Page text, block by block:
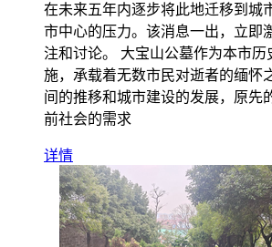
在未来五年内逐步将此地迁移到城
市中心的压力。该消息一出，立即
注和讨论。 大宝山公墓作为本市历
施，承载着无数市民对逝者的缅怀
间的推移和城市建设的发展，原先
前社会的需求
详情